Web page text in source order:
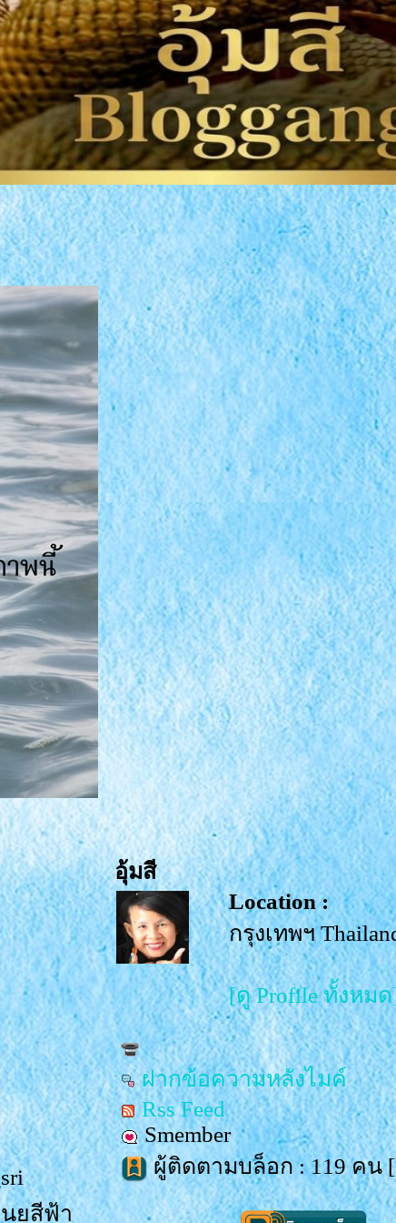
นยสีฟ้า
อุ้มสี
Location :
กรุงเทพฯ
[ดู Profile ทั้งหม
ฝากข้อความหลังไมค์
Rss Feed
Smember
ผู้ติดตามบล็อก : 119 คน [